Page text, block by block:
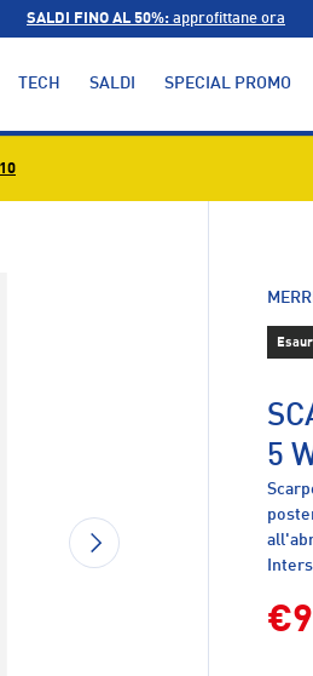
SALDI FINO AL 50%: approfittane ora
TECH SALDI SPECIAL PROMO
AVANTI
5